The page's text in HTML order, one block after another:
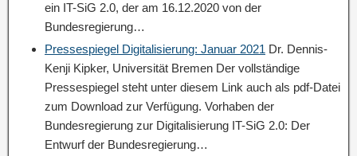
ein IT-SiG 2.0, der am 16.12.2020 von der
Bundesregierung…
Pressespiegel Digitalisierung: Januar 2021 Dr. Dennis-
Kenji Kipker, Universität Bremen Der vollständige
Pressespiegel steht unter diesem Link auch als pdf-Datei
zum Download zur Verfügung. Vorhaben der
Bundesregierung zur Digitalisierung IT-SiG 2.0: Der
Entwurf der Bundesregierung…